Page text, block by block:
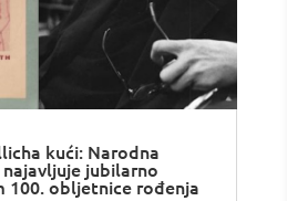
kući: Narodna
jubilarno
100. obljetnice rođenja